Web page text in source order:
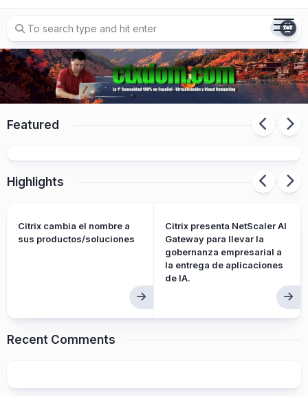
content
Featured
Citrix cambia el nombre a sus
Highlights
Citrix cambia el nombre a
sus productos/soluciones
Citrix presenta NetScaler AI
Gateway para llevar la
gobernanza empresarial a
la entrega de aplicaciones
de IA.
Recent Comments